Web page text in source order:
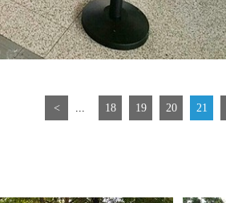
< ... 18 19 20 21